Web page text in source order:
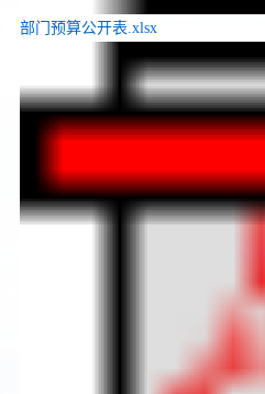
部门预算公开表.xlsx